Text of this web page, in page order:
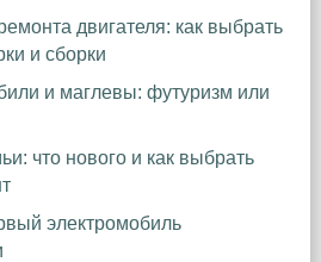
двигателя: как выбрать
и сборки
и маглевы: футуризм или
что нового и как выбрать
электромобиль